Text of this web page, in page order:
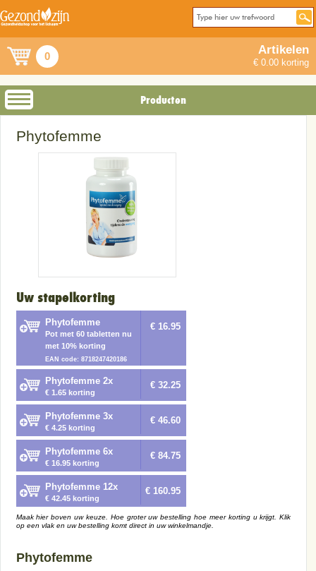
0 Artikelen
€ 0.00 korting
Producten
Phytofemme
Uw stapelkorting
Phytofemme
Pot met 60 tabletten nu
met 10% korting
EAN code: 8718247420186
€ 16.95
Phytofemme 2x
€ 1.65 korting
€ 32.25
Phytofemme 3x
€ 4.25 korting
€ 46.60
Phytofemme 6x
€ 16.95 korting
€ 84.75
Phytofemme 12x
€ 42.45 korting
€ 160.95
Maak hier boven uw keuze. Hoe groter uw bestelling hoe meer korting u krijgt. Klik
op een vlak en uw bestelling komt direct in uw winkelmandje.
Phytofemme